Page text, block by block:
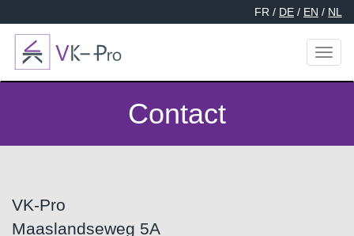
FR / DE / EN / NL
Contact
VK-Pro
Maaslandseweg 5A